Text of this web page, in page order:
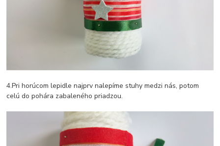
4.Pri horúcom lepidle najprv nalepíme stuhy medzi nás, potom
celú do pohára zabaleného priadzou.